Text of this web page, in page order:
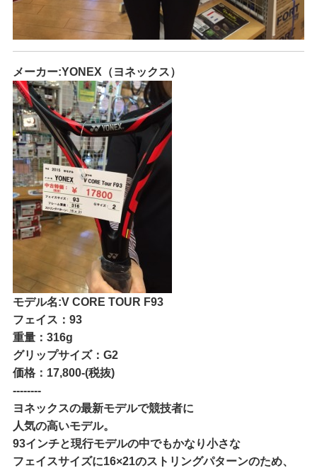
メーカー:YONEX（ヨネックス）
モデル名:V CORE TOUR F93
フェイス：93
重量：316g
グリップサイズ：G2
価格：17,800-(税抜)
--------
ヨネックスの最新モデルで競技者に
人気の高いモデル。
93インチと現行モデルの中でもかなり小さな
フェイスサイズに16×21のストリングパターンのため、